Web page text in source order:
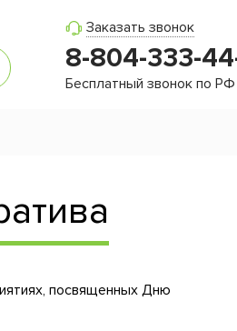
Заказать звонок
8-804-333-
Бесплатный звонок по РФ
посвященных Дню